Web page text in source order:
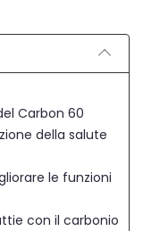
Carbon 60
della salute
le funzioni
con il carbonio